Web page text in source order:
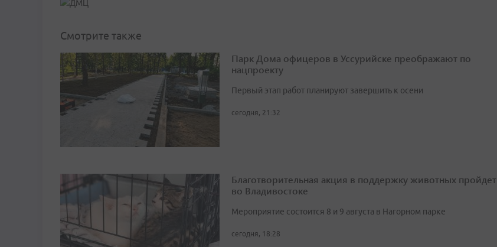
Смотрите также
Парк Дома офицеров в Уссурийске преображают по
нацпроекту
Первый этап работ планируют завершить к осени
сегодня, 21:32
Благотворительная акция в поддержку животных пройдет
во Владивостоке
Мероприятие состоится 8 и 9 августа в Нагорном парке
сегодня, 18:28